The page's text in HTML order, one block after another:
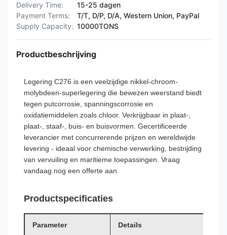
Delivery Time:
15-25 dagen
Payment Terms:
T/T, D/P, D/A, Western Union, PayPal
Supply Capacity: 10000TONS
Productbeschrijving
Legering C276 is een veelzijdige nikkel-chroom-
molybdeen-superlegering die bewezen weerstand biedt
tegen putcorrosie, spanningscorrosie en
oxidatiemiddelen zoals chloor. Verkrijgbaar in plaat-,
plaat-, staaf-, buis- en buisvormen. Gecertificeerde
leverancier met concurrerende prijzen en wereldwijde
levering - ideaal voor chemische verwerking, bestrijding
van vervuiling en maritieme toepassingen. Vraag
vandaag nog een offerte aan.
Productspecificaties
Parameter Details